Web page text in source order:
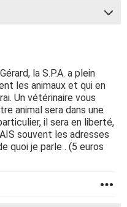
la S.P.A. a plein
les animaux et qui en
Un vétérinaire vous
animal sera dans une
il sera en liberté,
souvent les adresses
quoi je parle . (5 euros